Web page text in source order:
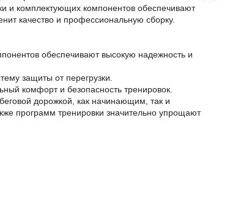
и комплектующих компонентов обеспечивают
качество и профессиональную сборку.
обеспечивают высокую надежность и
защиты от перегрузки.
комфорт и безопасность тренировок.
дорожкой, как начинающим, так и
программ тренировки значительно упрощают